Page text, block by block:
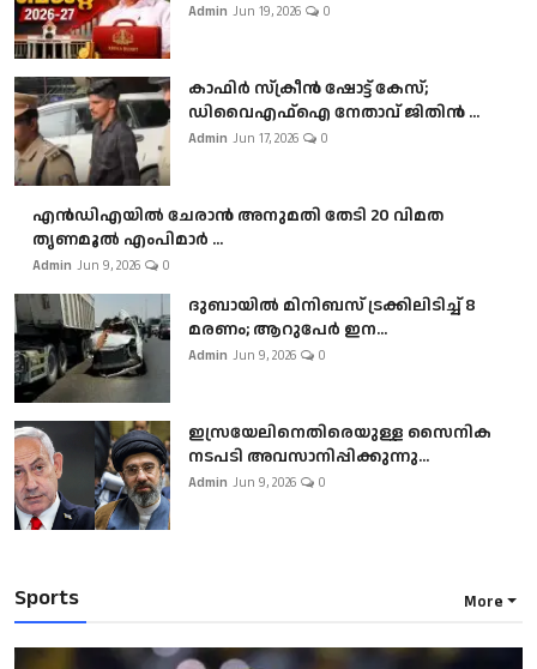
Admin Jun 19, 2026 0
കാഫിർ സ്‌ക്രീൻ ഷോട്ട് കേസ്;
ഡിവൈഎഫ്ഐ നേതാവ് ജിതിൻ ...
Admin Jun 17, 2026 0
എൻഡിഎയിൽ ചേരാൻ അനുമതി തേടി 20 വിമത
തൃണമൂൽ എംപിമാർ ...
Admin Jun 9, 2026 0
ദുബായിൽ മിനിബസ്​ ട്രക്കിലിടിച്ച് 8
മരണം; ആറുപേർ ഇന...
Admin Jun 9, 2026 0
ഇസ്രയേലിനെതിരെയുള്ള സൈനിക
നടപടി അവസാനിപ്പിക്കുന്നു...
Admin Jun 9, 2026 0
Sports More